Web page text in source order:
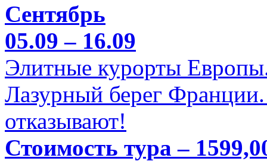
Сентябрь
05.09 – 16.09
Элитные курорты
Лазурный берег
отказывают!
Стоимость тура –